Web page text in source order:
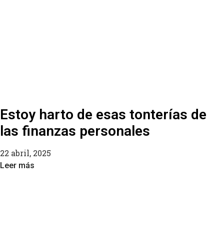
Estoy harto de esas tonterías de
las finanzas personales
22 abril, 2025
Leer más